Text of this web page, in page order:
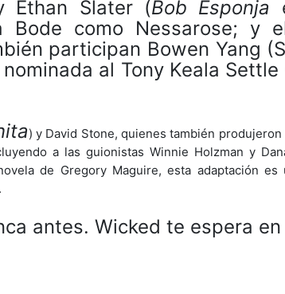
Ethan Slater (Bob Esponja
Bode como Nessarose; y
participan Bowen Yang
al Tony Keala Settle
) y David Stone, quienes también
a las guionistas Winnie Holzman y
de Gregory Maguire, esta adaptación
antes. Wicked te espera en